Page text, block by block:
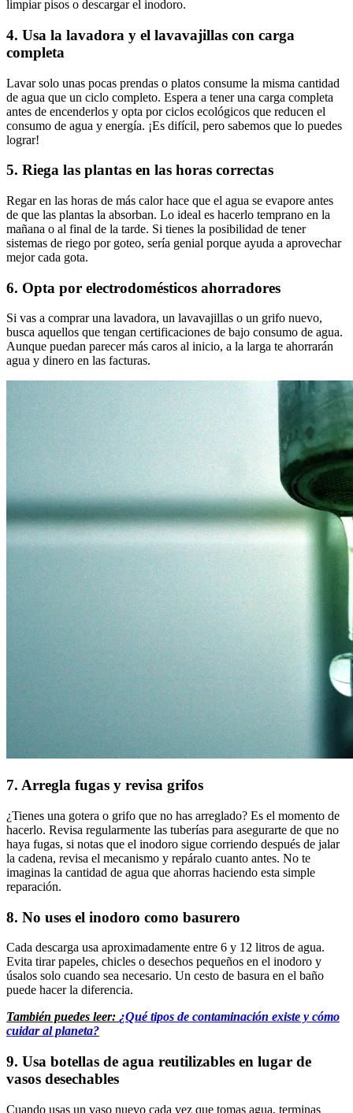
limpiar pisos o descargar el inodoro.
4. Usa la lavadora y el lavavajillas con carga
completa
Lavar solo unas pocas prendas o platos consume la misma cantidad
de agua que un ciclo completo. Espera a tener una carga completa
antes de encenderlos y opta por ciclos ecológicos que reducen el
consumo de agua y energía. ¡Es difícil, pero sabemos que lo puedes
lograr!
5. Riega las plantas en las horas correctas
Regar en las horas de más calor hace que el agua se evapore antes
de que las plantas la absorban. Lo ideal es hacerlo temprano en la
mañana o al final de la tarde. Si tienes la posibilidad de tener
sistemas de riego por goteo, sería genial porque ayuda a aprovechar
mejor cada gota.
6. Opta por electrodomésticos ahorradores
Si vas a comprar una lavadora, un lavavajillas o un grifo nuevo,
busca aquellos que tengan certificaciones de bajo consumo de agua.
Aunque puedan parecer más caros al inicio, a la larga te ahorrarán
agua y dinero en las facturas.
7. Arregla fugas y revisa grifos
¿Tienes una gotera o grifo que no has arreglado? Es el momento de
hacerlo. Revisa regularmente las tuberías para asegurarte de que no
haya fugas, si notas que el inodoro sigue corriendo después de jalar
la cadena, revisa el mecanismo y repáralo cuanto antes. No te
imaginas la cantidad de agua que ahorras haciendo esta simple
reparación.
8. No uses el inodoro como basurero
Cada descarga usa aproximadamente entre 6 y 12 litros de agua.
Evita tirar papeles, chicles o desechos pequeños en el inodoro y
úsalos solo cuando sea necesario. Un cesto de basura en el baño
puede hacer la diferencia.
También puedes leer: ¿Qué tipos de contaminación existe y cómo
cuidar al planeta?
9. Usa botellas de agua reutilizables en lugar de
vasos desechables
Cuando usas un vaso nuevo cada vez que tomas agua, terminas